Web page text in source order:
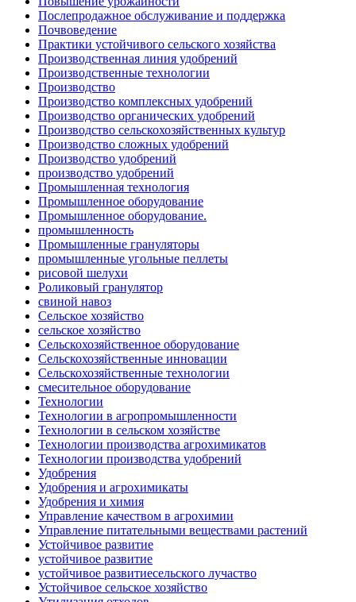
Послепродажное обслуживание и поддержка
Почвоведение
Практики устойчивого сельского хозяйства
Производственная линия удобрений
Производственные технологии
Производство
Производство комплексных удобрений
Производство органических удобрений
Производство сельскохозяйственных культур
Производство сложных удобрений
Производство удобрений
производство удобрений
Промышленная технология
Промышленное оборудование
Промышленное оборудование.
промышленность
Промышленные грануляторы
промышленные угольные пеллеты
рисовой шелухи
Роликовый гранулятор
свиной навоз
Сельское хозяйство
сельское хозяйство
Сельскохозяйственное оборудование
Сельскохозяйственные инновации
Сельскохозяйственные технологии
смесительное оборудование
Технологии
Технологии в агропромышленности
Технологии в сельском хозяйстве
Технологии производства агрохимикатов
Технологии производства удобрений
Удобрения
Удобрения и агрохимикаты
Удобрения и химия
Управление качеством в агрохимии
Управление питательными веществами растений
Устойчивое развитие
устойчивое развитие
устойчивое развитиесельского лучаство
Устойчивое сельское хозяйство